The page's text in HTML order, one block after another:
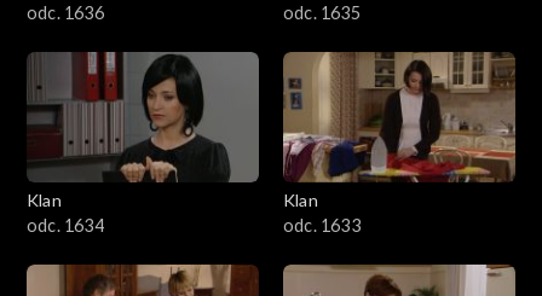
odc. 1636
odc. 1635
Klan
odc. 1634
Klan
odc. 1633